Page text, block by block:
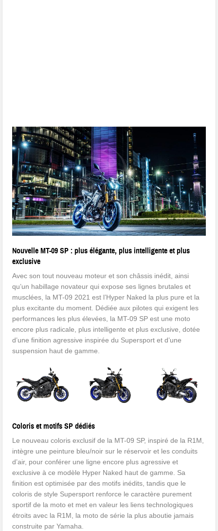
Nouvelle MT-09 SP : plus élégante, plus intelligente et plus
exclusive
Avec son tout nouveau moteur et son châssis inédit, ainsi
qu’un habillage novateur qui expose ses lignes brutales et
musclées, la MT-09 2021 est l’Hyper Naked la plus pure et la
plus excitante du moment. Dédiée aux pilotes qui exigent les
performances les plus élevées, la MT-09 SP est une moto
encore plus radicale, plus intelligente et plus exclusive, dotée
d’une finition agressive inspirée du Supersport et d’une
suspension haut de gamme.
Coloris et motifs SP dédiés
Le nouveau coloris exclusif de la MT-09 SP, inspiré de la R1M,
intègre une peinture bleu/noir sur le réservoir et les conduits
d’air, pour conférer une ligne encore plus agressive et
exclusive à ce modèle Hyper Naked haut de gamme. Sa
finition est optimisée par des motifs inédits, tandis que le
coloris de style Supersport renforce le caractère purement
sportif de la moto et met en valeur les liens technologiques
étroits avec la R1M, la moto de série la plus aboutie jamais
construite par Yamaha.